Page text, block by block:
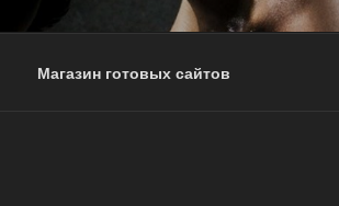
Магазин готовых сайтов